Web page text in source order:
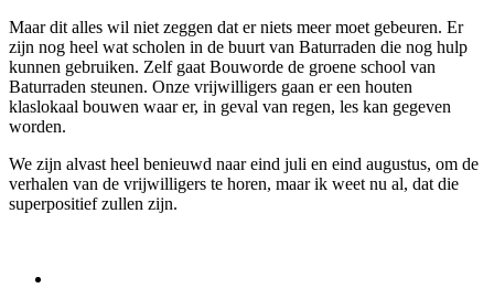
Maar dit alles wil niet zeggen dat er niets meer moet gebeuren. Er
zijn nog heel wat scholen in de buurt van Baturraden die nog hulp
kunnen gebruiken. Zelf gaat Bouworde de groene school van
Baturraden steunen. Onze vrijwilligers gaan er een houten
klaslokaal bouwen waar er, in geval van regen, les kan gegeven
worden.
We zijn alvast heel benieuwd naar eind juli en eind augustus, om de
verhalen van de vrijwilligers te horen, maar ik weet nu al, dat die
superpositief zullen zijn.